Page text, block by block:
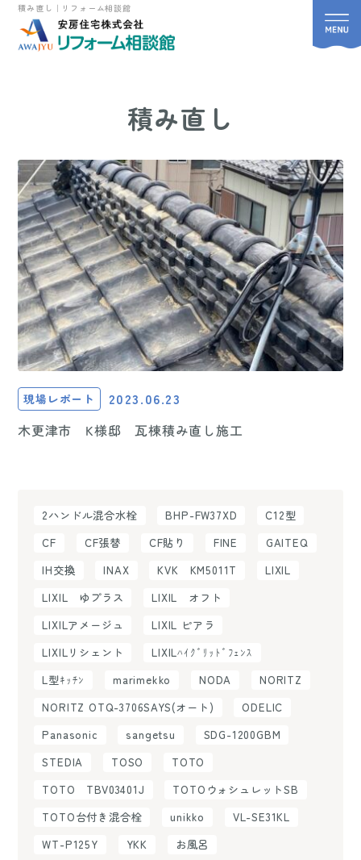
積み直し｜リフォーム相談館
積み直し
現場レポート 2023.06.23
木更津市 K様邸 瓦棟積み直し施工
2ハンドル混合水栓 BHP-FW37XD
C12型
CF
CF張替 CF貼り FINE
GAITEQ
IH交換
INAX KVK KM5011T
LIXIL
LIXIL ゆプラス
LIXIL オフト
LIXILアメージュ
LIXIL ピアラ
LIXILリシェント
LIXILﾊｲｸﾞﾘｯﾄﾞﾌｪﾝｽ
L型ｷｯﾁﾝ
marimekko NODA
NORITZ
NORITZ OTQ-3706SAYS(オート)
ODELIC
Panasonic
sangetsu
SDG-1200GBM
STEDIA
TOSO
TOTO
TOTO TBV03401J
TOTOウォシュレットSB
TOTO台付き混合栓
unikko
VL-SE31KL
WT-P125Y
YKK
お風呂